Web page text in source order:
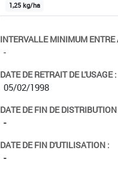
1,25 kg/ha
INTERVALLE MINIMUM
-
DATE DE RETRAIT DE L'USAGE :
05/02/1998
DATE DE FIN DE DISTRIBUTION
-
DATE DE FIN D'UTILISATION :
-